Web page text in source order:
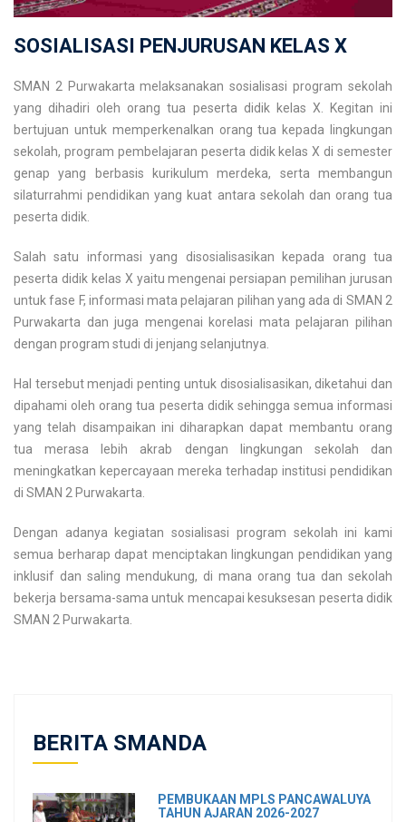
SOSIALISASI PENJURUSAN KELAS X
SMAN 2 Purwakarta melaksanakan sosialisasi program sekolah
yang dihadiri oleh orang tua peserta didik kelas X. Kegitan ini
bertujuan untuk memperkenalkan orang tua kepada lingkungan
sekolah, program pembelajaran peserta didik kelas X di semester
genap yang berbasis kurikulum merdeka, serta membangun
silaturrahmi pendidikan yang kuat antara sekolah dan orang tua
peserta didik.
Salah satu informasi yang disosialisasikan kepada orang tua
peserta didik kelas X yaitu mengenai persiapan pemilihan jurusan
untuk fase F, informasi mata pelajaran pilihan yang ada di SMAN 2
Purwakarta dan juga mengenai korelasi mata pelajaran pilihan
dengan program studi di jenjang selanjutnya.
Hal tersebut menjadi penting untuk disosialisasikan, diketahui dan
dipahami oleh orang tua peserta didik sehingga semua informasi
yang telah disampaikan ini diharapkan dapat membantu orang
tua merasa lebih akrab dengan lingkungan sekolah dan
meningkatkan kepercayaan mereka terhadap institusi pendidikan
di SMAN 2 Purwakarta.
Dengan adanya kegiatan sosialisasi program sekolah ini kami
semua berharap dapat menciptakan lingkungan pendidikan yang
inklusif dan saling mendukung, di mana orang tua dan sekolah
bekerja bersama-sama untuk mencapai kesuksesan peserta didik
SMAN 2 Purwakarta.
BERITA SMANDA
PEMBUKAAN MPLS PANCAWALUYA
TAHUN AJARAN 2026-2027